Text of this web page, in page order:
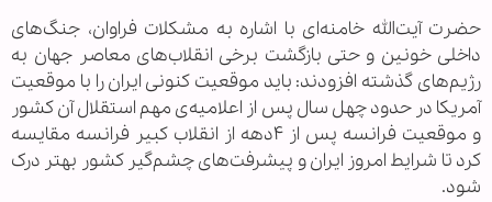
حضرت آیت‌الله خامنه‌ای با اشاره به مشکلات فراوان، جنگ‌های
داخلی خونین و حتی بازگشت برخی انقلاب‌های معاصر جهان به
رژیم‌های گذشته افزودند: باید موقعیت کنونی ایران را با موقعیت
آمریکا در حدود چهل سال پس از اعلامیه‌ی مهم استقلال آن کشور
و موقعیت فرانسه پس از ۴دهه از انقلاب کبیر فرانسه مقایسه
کرد تا شرایط امروز ایران و پیشرفت‌های چشم‌گیر کشور بهتر درک
شود.